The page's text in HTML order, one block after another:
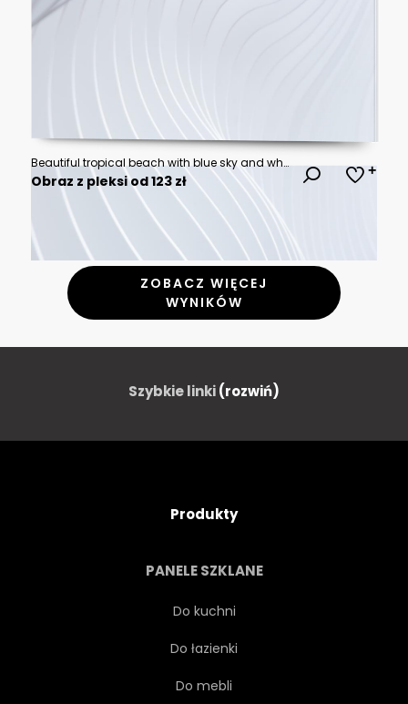
Beautiful tropical beach with blue sky and white clouds abstract texture background. Copy space of summer vacation and holiday business travel concept.
Obraz z pleksi od 123 zł
ZOBACZ WIĘCEJ
WYNIKÓW
Szybkie linki(rozwiń)
Produkty
PANELE SZKLANE
Do kuchni
Do łazienki
Do mebli